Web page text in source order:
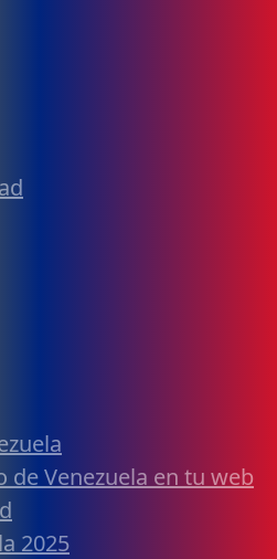
de Venezuela en tu web
2025